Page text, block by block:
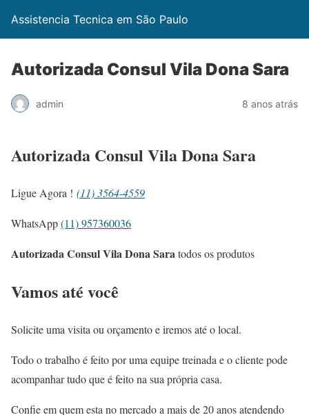
Assistencia Tecnica em São Paulo
Autorizada Consul Vila Dona Sara
admin 8 anos atrás
Autorizada Consul Vila Dona Sara
Ligue Agora ! (11) 3564-4559
WhatsApp(11) 957360036
Autorizada Consul Vila Dona Saratodos os produtos
Vamos até você
Solicite uma visita ou orçamento e iremos até o local.
Todo o trabalho é feito por uma equipe treinada e o cliente pode
acompanhar tudo que é feito na sua própria casa.
Confie em quem esta no mercado a mais de 20 anos atendendo